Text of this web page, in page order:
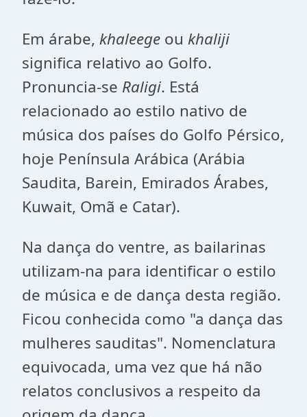
Em árabe, khaleege ou khaliji
significa relativo ao Golfo.
Pronuncia-se Raligi. Está
relacionado ao estilo nativo de
música dos países do Golfo Pérsico,
hoje Península Arábica (Arábia
Saudita, Barein, Emirados Árabes,
Kuwait, Omã e Catar).
Na dança do ventre, as bailarinas
utilizam-na para identificar o estilo
de música e de dança desta região.
Ficou conhecida como "a dança das
mulheres sauditas". Nomenclatura
equivocada, uma vez que há não
relatos conclusivos a respeito da